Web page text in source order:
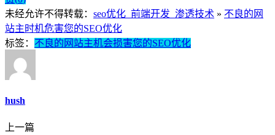
未经允许不得转载： seo优化_前端开发_渗透技术 » 不良的网
站主时机危害您的SEO优化
标签： 不良的网站主机会损害您的SEO优化
hush
上一篇